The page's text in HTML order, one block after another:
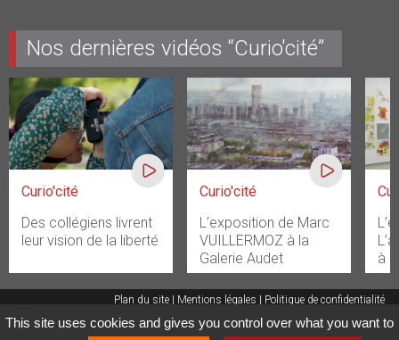
Nos dernières vidéos “Curio'cité”
Curio'cité
Des collégiens livrent
leur vision de la liberté
Curio'cité
L’exposition de Marc
VUILLERMOZ à la
Galerie Audet
à
Plan du site Mentions légales
Politique de confidentialité
Gestion des cookies
This site uses cookies and gives you control over what you want to